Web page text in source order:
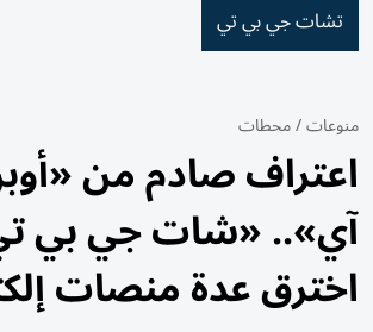
تشات جي بي تي
منوعات/محطات
اعتراف صادم من
آي».. «شات جي بي
اخترق عدة منصات